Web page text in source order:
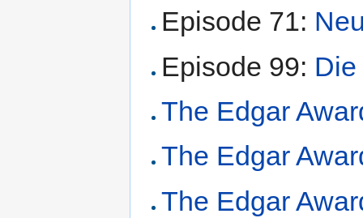
Episode 71:
Episode 99:
The Edgar
The Edgar
The Edgar